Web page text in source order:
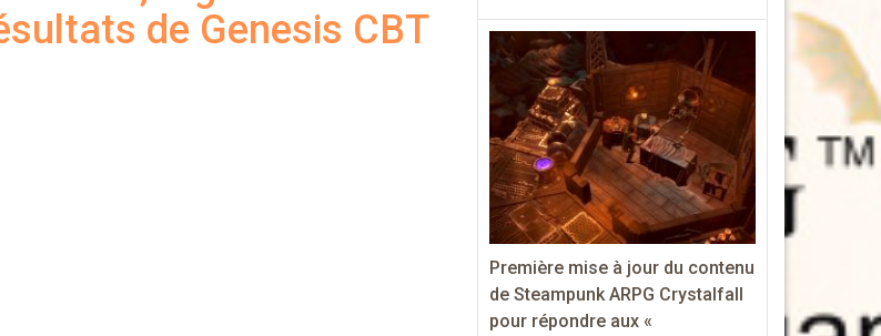
de Genesis CBT
Première mise à jour du contenu
de Steampunk ARPG Crystalfall
pour répondre aux «